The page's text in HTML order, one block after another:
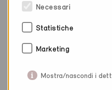
Necessari
Statistiche
Marketing
Mostra/nascondi i